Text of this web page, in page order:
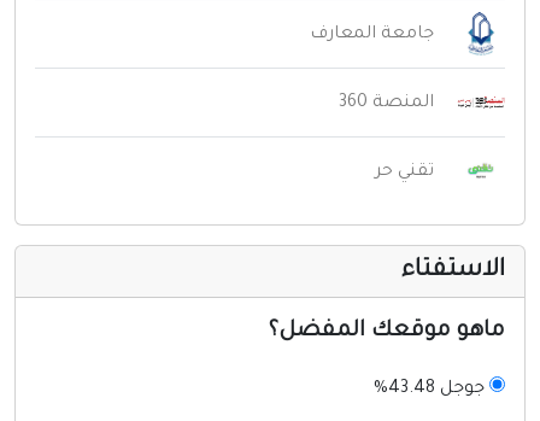
جامعة المعارف
المنصة 360
تقني حر
موقعك المفضل؟
جوجل 43.48%